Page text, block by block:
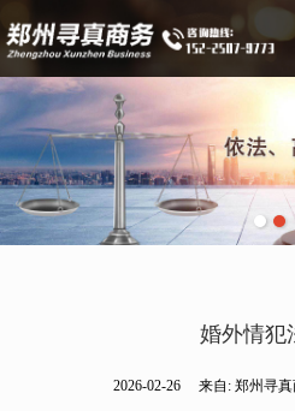
经营范围
新闻资讯 在线留言 联系方式
婚外情犯
2026-02-26 来自: 郑州寻